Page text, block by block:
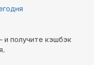
и получите кэшбэк